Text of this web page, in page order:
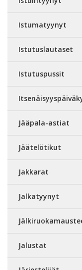
Istumatyynyt
Istutuslautaset
Istutuspussit
Jääpala-astiat
Jäätelötikut
Jakkarat
Jalkatyynyt
Jalustat